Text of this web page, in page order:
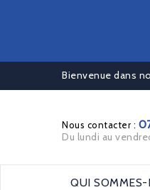
Bienvenue dans
Nous contacter :
Du lundi au
QUI SOMMES-